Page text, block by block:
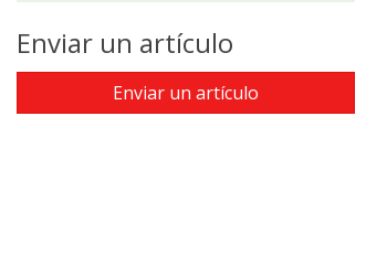
Enviar un artículo
Enviar un artículo